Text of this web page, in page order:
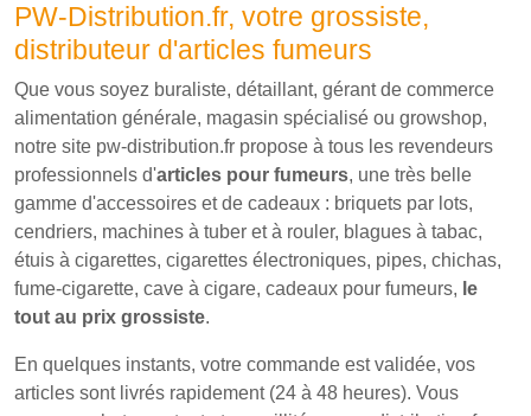
PW-Distribution.fr, votre grossiste,
distributeur d'articles fumeurs
Que vous soyez buraliste, détaillant, gérant de commerce
alimentation générale, magasin spécialisé ou growshop,
notre site pw-distribution.fr propose à tous les revendeurs
professionnels d'articles pour fumeurs, une très belle
gamme d'accessoires et de cadeaux : briquets par lots,
cendriers, machines à tuber et à rouler, blagues à tabac,
étuis à cigarettes, cigarettes électroniques, pipes, chichas,
fume-cigarette, cave à cigare, cadeaux pour fumeurs, le
tout au prix grossiste.
En quelques instants, votre commande est validée, vos
articles sont livrés rapidement (24 à 48 heures). Vous